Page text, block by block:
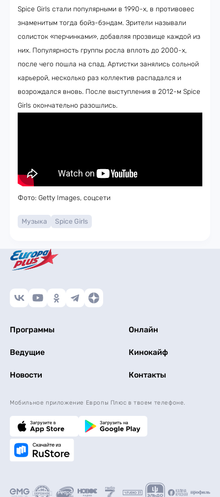
Spice Girls стали популярными в 1990-х, в противовес
знаменитым тогда бойз-бэндам. Зрители называли
солисток «перчинками», добавляя прозвище каждой из
них. Популярность группы росла вплоть до 2000-х,
после чего пошла на спад. Артистки занялись сольной
карьерой, несколько раз коллектив распадался и
возрождался вновь. После выступления в 2012-м Spice
Girls окончательно разошлись.
Фото: Getty Images, соцсети
Музыка Spice Girls
Программы Онлайн
Ведущие Кинокайф
Новости Контакты
Мобильное приложение Европы Плюс в твоем телефоне.